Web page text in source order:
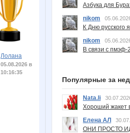
Лолана
05.08.2026 в
10:16:35
Азбука для
nikom
К Дню русского
nikom
В связи с пмэф-
Популярные за
Nata.li
Хороший жакет
Елена АЛ
ОНИ ПРОСТО